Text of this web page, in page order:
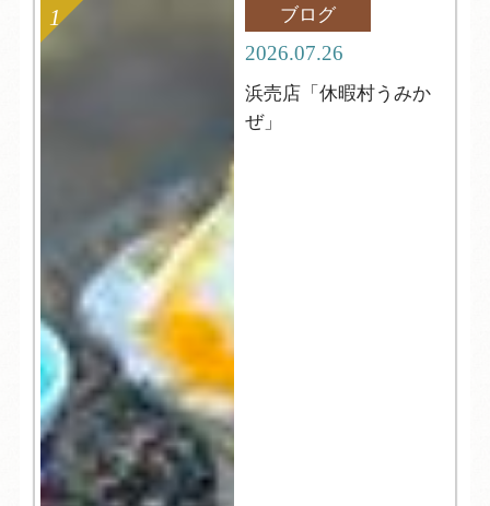
ブログ
2026.07.26
浜売店「休暇村うみか
ぜ」